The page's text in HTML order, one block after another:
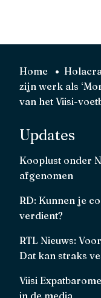
Home
zijn werk als
van het Viisi-
Updates
Kooplust onder
afgenomen
RD: Kunnen je
verdient?
RTL Nieuws:
Dat kan straks
Viisi
in de media